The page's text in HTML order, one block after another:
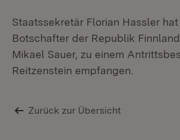
Staatssekretär Florian Hassler
Botschafter der Republik
Mikael Sauer, zu einem
Reitzenstein empfangen.
Zurück zur Übersicht